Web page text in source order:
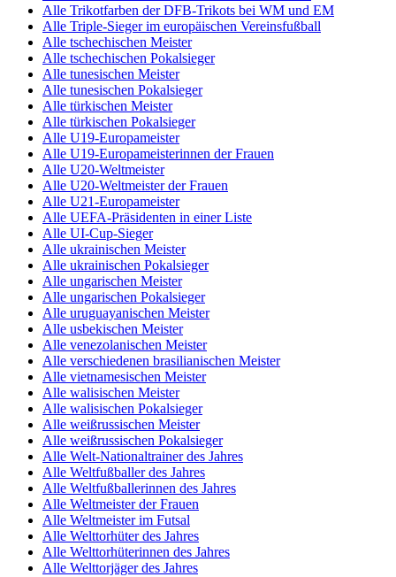
Alle Trikotfarben der DFB-Trikots bei WM und EM
Alle Triple-Sieger im europäischen Vereinsfußball
Alle tschechischen Meister
Alle tschechischen Pokalsieger
Alle tunesischen Meister
Alle tunesischen Pokalsieger
Alle türkischen Meister
Alle türkischen Pokalsieger
Alle U19-Europameister
Alle U19-Europameisterinnen der Frauen
Alle U20-Weltmeister
Alle U20-Weltmeister der Frauen
Alle U21-Europameister
Alle UEFA-Präsidenten in einer Liste
Alle UI-Cup-Sieger
Alle ukrainischen Meister
Alle ukrainischen Pokalsieger
Alle ungarischen Meister
Alle ungarischen Pokalsieger
Alle uruguayanischen Meister
Alle usbekischen Meister
Alle venezolanischen Meister
Alle verschiedenen brasilianischen Meister
Alle vietnamesischen Meister
Alle walisischen Meister
Alle walisischen Pokalsieger
Alle weißrussischen Meister
Alle weißrussischen Pokalsieger
Alle Welt-Nationaltrainer des Jahres
Alle Weltfußballer des Jahres
Alle Weltfußballerinnen des Jahres
Alle Weltmeister der Frauen
Alle Weltmeister im Futsal
Alle Welttorhüter des Jahres
Alle Welttorhüterinnen des Jahres
Alle Welttorjäger des Jahres